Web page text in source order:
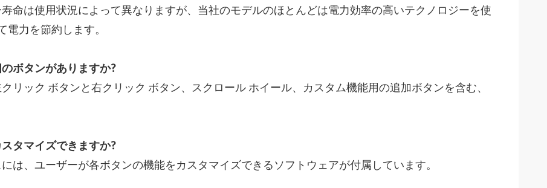
命は使用状況によって異なりますが、当社のモデルのほとんどは電力効率の高いテクノロジーを使
電力を節約します。
ボタンがありますか?
リック ボタンと右クリック ボタン、スクロール ホイール、カスタム機能用の追加ボタンを含む、
タマイズできますか?
は、ユーザーが各ボタンの機能をカスタマイズできるソフトウェアが付属しています。